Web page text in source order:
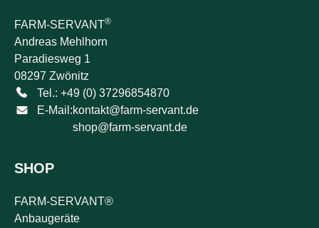
FARM-SERVANT®
Andreas Mehlhorn
Paradiesweg 1
08297 Zwönitz
Tel.: +49 (0) 37296854870
E-Mail:kontakt@farm-servant.de
shop@farm-servant.de
SHOP
FARM-SERVANT®
Anbaugeräte